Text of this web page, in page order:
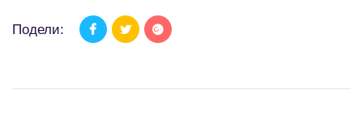
Подели: